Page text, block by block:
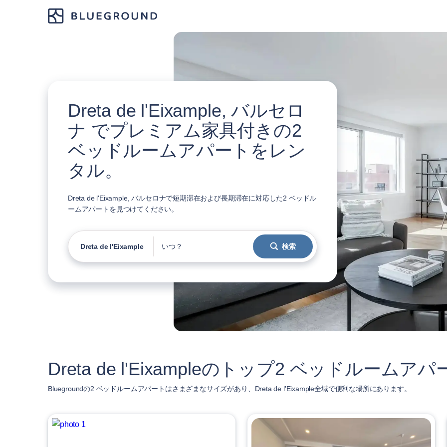
Dreta de l'Eixample, バルセロ
ナ でプレミアム家具付きの2
ベッドルームアパートをレン
タル。
Dreta de l'Eixample, バルセロナで短期滞在および長期滞在に対応した2 ベッドル
ームアパートを見つけてください。
Dreta de l'Eixample いつ？ 検索
Dreta de l'Eixampleのトップ2 ベッドルームアパ
Bluegroundの2 ベッドルームアパートはさまざまなサイズがあり、Dreta de l'Eixample全域で便利な場所にあります。